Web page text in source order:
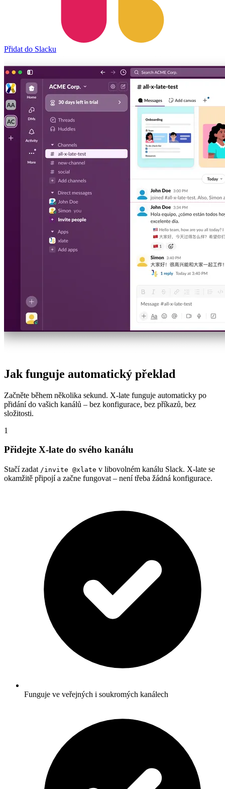
Přidat do Slacku
Jak funguje automatický překlad
Začněte během několika sekund. X-late funguje automaticky po
přidání do vašich kanálů – bez konfigurace, bez příkazů, bez
složitosti.
1
Přidejte X-late do svého kanálu
Stačí zadat /invite @xlate v libovolném kanálu Slack. X-late se
okamžitě připojí a začne fungovat – není třeba žádná konfigurace.
Funguje ve veřejných i soukromých kanálech